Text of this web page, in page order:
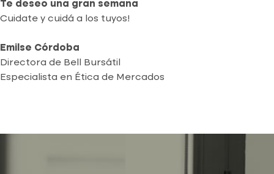
Te deseo una gran semana
Cuidate y cuidá a los tuyos!
Emilse Córdoba
Directora de Bell Bursátil
Especialista en Ética de Mercados